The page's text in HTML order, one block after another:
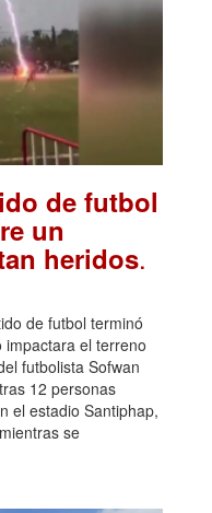
de futbol
un
heridos.
de futbol terminó
el terreno
futbolista Sofwan
12 personas
el estadio Santiphap,
se